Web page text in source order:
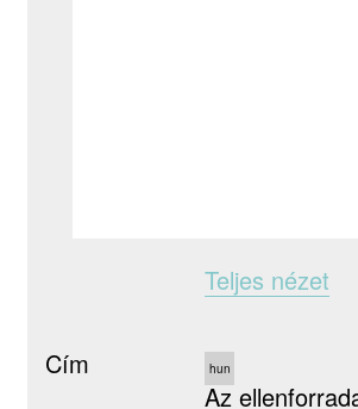
Teljes nézet
Cím hun
Az